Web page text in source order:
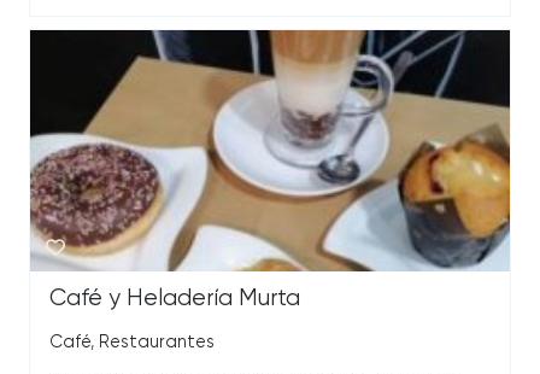
Café y Heladería Murta
Café, Restaurantes